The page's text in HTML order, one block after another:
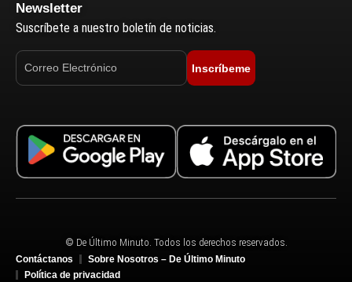
Newsletter
Suscríbete a nuestro boletín de noticias.
Inscríbeme
© De Último Minuto. Todos los derechos reservados.
Contáctanos
Sobre Nosotros – De Último Minuto
Política de privacidad